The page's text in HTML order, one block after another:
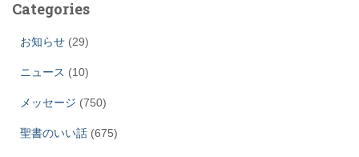
Categories
お知らせ (29)
ニュース (10)
メッセージ (750)
聖書のいい話 (675)